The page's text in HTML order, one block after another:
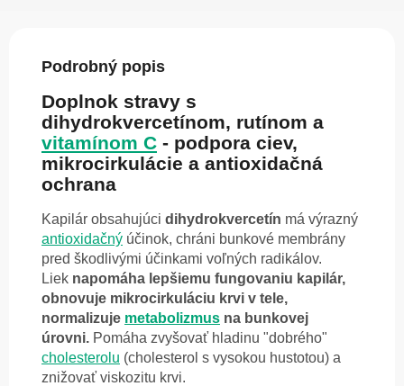
Podrobný popis
Doplnok stravy s
dihydrokvercetínom, rutínom a
vitamínom C - podpora ciev,
mikrocirkulácie a antioxidačná
ochrana
Kapilár obsahujúci dihydrokvercetín má výrazný
antioxidačný účinok, chráni bunkové membrány
pred škodlivými účinkami voľných radikálov.
Liek napomáha lepšiemu fungovaniu kapilár,
obnovuje mikrocirkuláciu krvi v tele,
normalizuje metabolizmus na bunkovej
úrovni. Pomáha zvyšovať hladinu "dobrého"
cholesterolu (cholesterol s vysokou hustotou) a
znižovať viskozitu krvi.